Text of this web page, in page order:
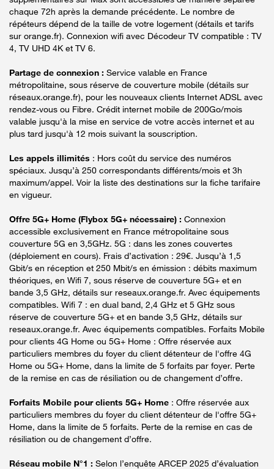
chaque 72h après la demande précédente. Le nombre de
répéteurs dépend de la taille de votre logement (détails et tarifs
sur orange.fr). Connexion wifi avec Décodeur TV compatible : TV
4, TV UHD 4K et TV 6.
Partage de connexion : Service valable en France
métropolitaine, sous réserve de couverture mobile (détails sur
réseaux.orange.fr), pour les nouveaux clients Internet ADSL avec
rendez-vous ou Fibre. Crédit internet mobile de 200Go/mois
valable jusqu'à la mise en service de votre accès internet et au
plus tard jusqu'à 12 mois suivant la souscription.
Les appels illimités : Hors coût du service des numéros
spéciaux. Jusqu’à 250 correspondants différents/mois et 3h
maximum/appel. Voir la liste des destinations sur la fiche tarifaire
en vigueur.
Offre 5G+ Home (Flybox 5G+ nécessaire) : Connexion
accessible exclusivement en France métropolitaine sous
couverture 5G en 3,5GHz. 5G : dans les zones couvertes
(déploiement en cours). Frais d’activation : 29€. Jusqu’à 1,5
Gbit/s en réception et 250 Mbit/s en émission : débits maximum
théoriques, en Wifi 7, sous réserve de couverture 5G+ et en
bande 3,5 GHz, détails sur reseaux.orange.fr. Avec équipements
compatibles. Wifi 7 : en dual band, 2,4 GHz et 5 GHz sous
réserve de couverture 5G+ et en bande 3,5 GHz, détails sur
reseaux.orange.fr. Avec équipements compatibles. Forfaits Mobile
pour clients 4G Home ou 5G+ Home : Offre réservée aux
particuliers membres du foyer du client détenteur de l'offre 4G
Home ou 5G+ Home, dans la limite de 5 forfaits par foyer. Perte
de la remise en cas de résiliation ou de changement d’offre.
Forfaits Mobile pour clients 5G+ Home : Offre réservée aux
particuliers membres du foyer du client détenteur de l'offre 5G+
Home, dans la limite de 5 forfaits. Perte de la remise en cas de
résiliation ou de changement d’offre.
Réseau mobile N°1 : Selon l’enquête ARCEP 2025 d’évaluation